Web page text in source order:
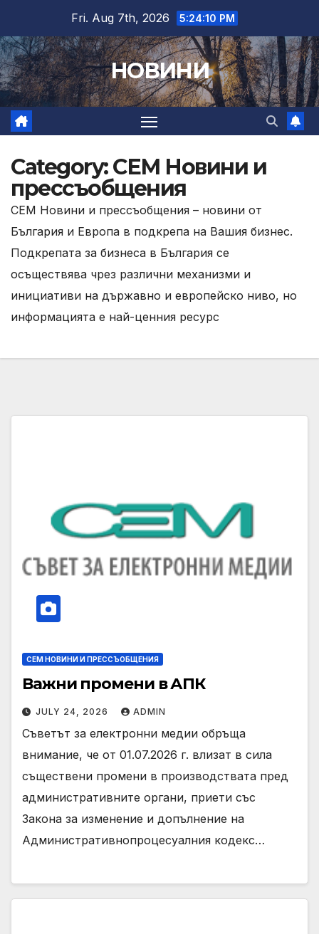
content
Fri. Aug 7th, 2026 5:24:11 PM
НОВИНИ
Category:СЕМ Новини и
прессъобщения
СЕМ Новини и прессъобщения – новини от
България и Европа в подкрепа на Вашия бизнес.
Подкрепата за бизнеса в България се
осъществява чрез различни механизми и
инициативи на държавно и европейско ниво, но
информацията е най-ценния ресурс
СЕМ НОВИНИ И ПРЕССЪОБЩЕНИЯ
Важни промени в АПК
JULY 24, 2026 ADMIN
Съветът за електронни медии обръща
внимание, че от 01.07.2026 г. влизат в сила
съществени промени в производствата пред
административните органи, приети със
Закона за изменение и допълнение на
Административнопроцесуалния кодекс…